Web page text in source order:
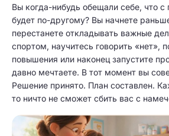
Вы когда-нибудь обещали себе, что с
будет по-другому? Вы начнете
перестанете откладывать важные
спортом, научитесь говорить «нет»,
повышения или наконец запустите
давно мечтаете. В тот момент вы
Решение принято. План составлен.
то ничто не сможет сбить вас с